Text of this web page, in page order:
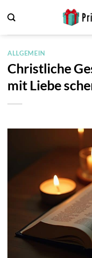
Inhalt
springen
ALLGEMEIN
Christliche
mit Liebe